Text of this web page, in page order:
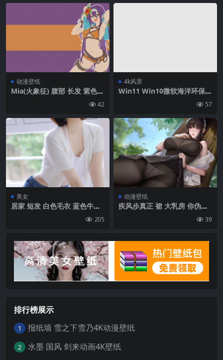
动漫壁纸
Mia(火象征) 腹部 长发 紫色的
象征:光辉的道路 火象征:灿烂
的黎明 头巾 发饰 比基尼 橘色
比基尼 露脐装 备用服装 手铐
毛巾 蓝色毛巾 手镯 臂章 花在
头发 花 紫色的背景 吊袜带 大
腿带 到大腿根 游戏 视频游戏
的女孩 任天堂 动漫女孩 极简
主义 简单的背景 泳衣| 3840
x2160
42
4k风景
Win11 Win10微软海洋环保主
57
美女
居家 短发 白色毛衣 蓝色牛仔
205
动漫壁纸
疾风步真正 裙 大乳房 你伪造
d 艺术品 绘画 艺术爱好者 连39
排行榜展示
1 报纸墙 雪之下雪乃4K动漫壁纸
2 水墨 国风 剑来动画4K壁纸